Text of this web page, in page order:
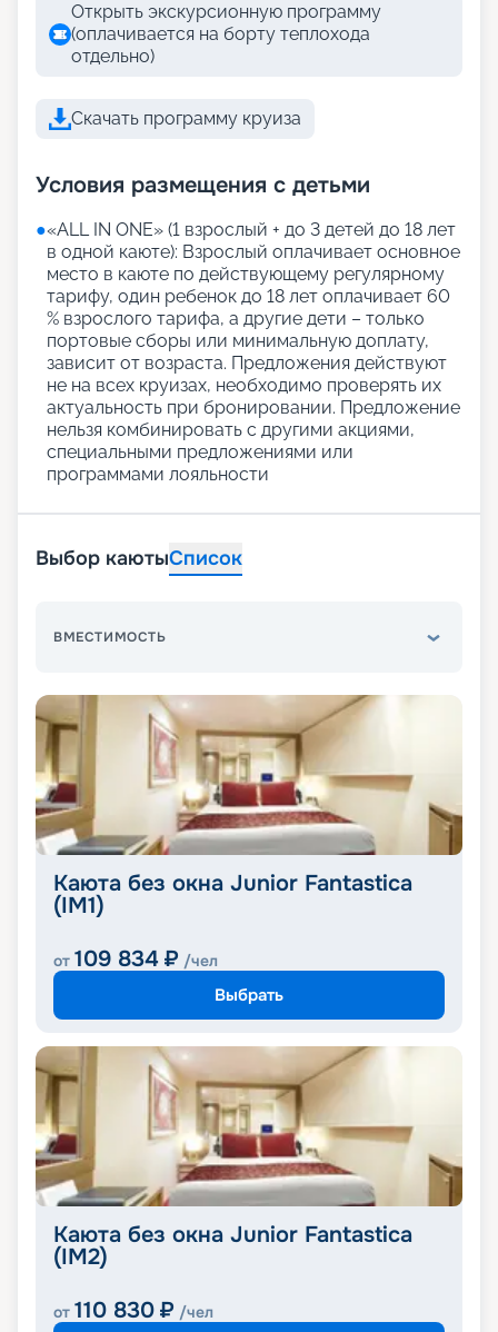
Открыть экскурсионную программу
(оплачивается на борту теплохода
отдельно)
Скачать программу круиза
Условия размещения с детьми
●«АLL IN ONE» (1 взрослый + до 3 детей до 18 лет
в одной каюте): Взрослый оплачивает основное
место в каюте по действующему регулярному
тарифу, один ребенок до 18 лет оплачивает 60
% взрослого тарифа, а другие дети – только
портовые сборы или минимальную доплату,
зависит от возраста. Предложения действуют
не на всех круизах, необходимо проверять их
актуальность при бронировании. Предложение
нельзя комбинировать с другими акциями,
специальными предложениями или
программами лояльности
Выбор каютыСписок
ВМЕСТИМОСТЬ
Каюта без окна Junior Fantastica
(IM1)
от 109 834 ₽ /чел
Выбрать
Каюта без окна Junior Fantastica
(IM2)
от 110 830 ₽ /чел